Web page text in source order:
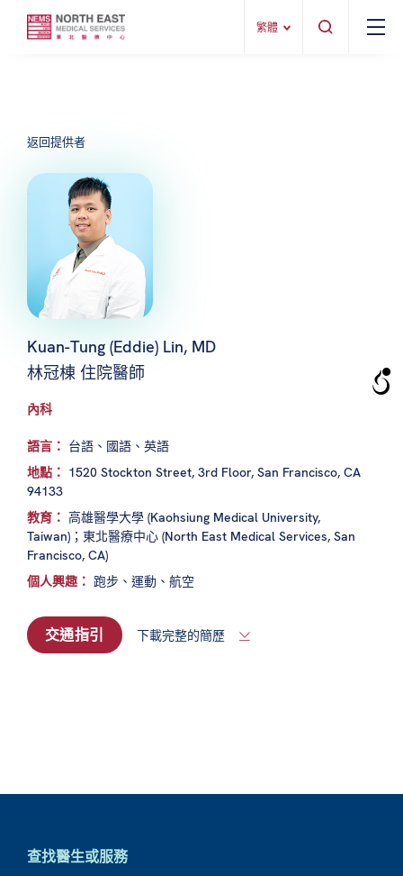
繁體
返回提供者
Kuan-Tung (Eddie) Lin, MD
林冠棟 住院醫師
內科
語言： 台語、國語、英語
地點： 1520 Stockton Street, 3rd Floor, San Francisco, CA
94133
教育： 高雄醫學大學 (Kaohsiung Medical University,
Taiwan)；東北醫療中心 (North East Medical Services, San
Francisco, CA)
個人興趣： 跑步、運動、航空
交通指引 下載完整的簡歷
查找醫生或服務